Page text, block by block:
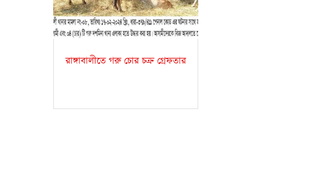
রাঙ্গাবালীতে গরু চোর চক্র গ্রেফতার